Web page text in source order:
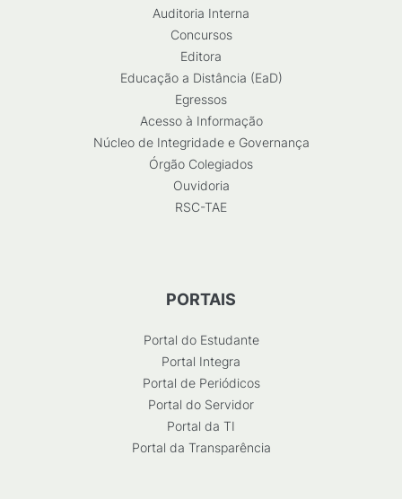
Auditoria Interna
Concursos
Editora
Educação a Distância (EaD)
Egressos
Acesso à Informação
Núcleo de Integridade e Governança
Órgão Colegiados
Ouvidoria
RSC-TAE
PORTAIS
Portal do Estudante
Portal Integra
Portal de Periódicos
Portal do Servidor
Portal da TI
Portal da Transparência